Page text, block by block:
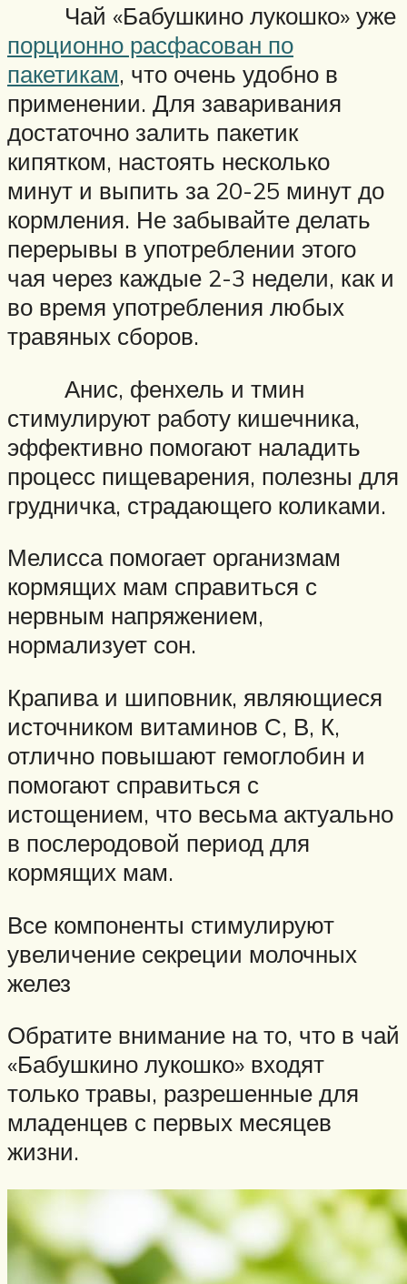
Чай «Бабушкино лукошко» уже
порционно расфасован по
пакетикам, что очень удобно в
применении. Для заваривания
достаточно залить пакетик
кипятком, настоять несколько
минут и выпить за 20-25 минут до
кормления. Не забывайте делать
перерывы в употреблении этого
чая через каждые 2-3 недели, как и
во время употребления любых
травяных сборов.
Анис, фенхель и тмин
стимулируют работу кишечника,
эффективно помогают наладить
процесс пищеварения, полезны для
грудничка, страдающего коликами.
Мелисса помогает организмам
кормящих мам справиться с
нервным напряжением,
нормализует сон.
Крапива и шиповник, являющиеся
источником витаминов С, В, К,
отлично повышают гемоглобин и
помогают справиться с
истощением, что весьма актуально
в послеродовой период для
кормящих мам.
Все компоненты стимулируют
увеличение секреции молочных
желез
Обратите внимание на то, что в чай
«Бабушкино лукошко» входят
только травы, разрешенные для
младенцев с первых месяцев
жизни.